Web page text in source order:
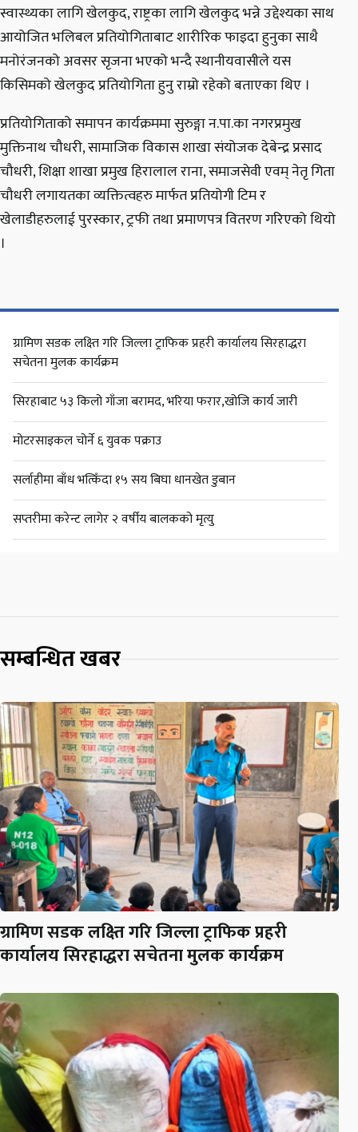
स्वास्थ्यका लागि खेलकुद, राष्ट्रका लागि खेलकुद भन्ने उद्देश्यका साथ
आयोजित भलिबल प्रतियोगिताबाट शारीरिक फाइदा हुनुका साथै
मनोरंजनको अवसर सृजना भएको भन्दै स्थानीयवासीले यस
किसिमको खेलकुद प्रतियोगिता हुनु राम्रो रहेको बताएका थिए ।
प्रतियोगिताको समापन कार्यक्रममा सुरुङ्गा न.पा.का नगरप्रमुख
मुक्तिनाथ चौधरी, सामाजिक विकास शाखा संयोजक देबेन्द्र प्रसाद
चौधरी, शिक्षा शाखा प्रमुख हिरालाल राना, समाजसेवी एवम् नेतृ गिता
चौधरी लगायतका व्यक्तित्वहरु मार्फत प्रतियोगी टिम र
खेलाडीहरुलाई पुरस्कार, ट्रफी तथा प्रमाणपत्र वितरण गरिएको थियो
।
ग्रामिण सडक लक्ष्ति गरि जिल्ला ट्राफिक प्रहरी कार्यालय सिरहाद्धरा
सचेतना मुलक कार्यक्रम
सिरहाबाट ५३ किलो गाँजा बरामद, भरिया फरार,खोजि कार्य जारी
मोटरसाइकल चोर्ने ६ युवक पक्राउ
सर्लाहीमा बाँध भत्किँदा १५ सय बिघा धानखेत डुबान
सप्तरीमा करेन्ट लागेर २ वर्षीय बालकको मृत्यु
सम्बन्धित खबर
ग्रामिण सडक लक्ष्ति गरि जिल्ला ट्राफिक प्रहरी
कार्यालय सिरहाद्धरा सचेतना मुलक कार्यक्रम